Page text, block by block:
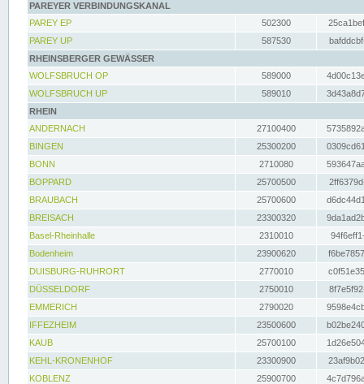
PAREYER VERBINDUNGSKANAL
PAREY EP
502300
PAREY UP
587530
RHEINSBERGER GEWÄSSER
WOLFSBRUCH OP
589000
WOLFSBRUCH UP
589010
RHEIN
ANDERNACH
27100400
BINGEN
25300200
BONN
2710080
BOPPARD
25700500
BRAUBACH
25700600
BREISACH
23300320
Basel-Rheinhalle
2310010
Bodenheim
23900620
DUISBURG-RUHRORT
2770010
DÜSSELDORF
2750010
EMMERICH
2790020
IFFEZHEIM
23500600
KAUB
25700100
KEHL-KRONENHOF
23300900
KOBLENZ
25900700